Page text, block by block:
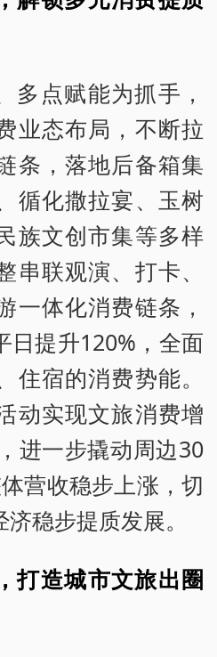
多点赋能为抓手，
业态布局，不断拉
条，落地后备箱集
循化撒拉宴、玉树
族文创市集等多样
串联观演、打卡、
一体化消费链条，
日提升120%，全面
住宿的消费势能。
动实现文旅消费增
进一步撬动周边30
营收稳步上涨，切
稳步提质发展。
打造城市文旅出圈